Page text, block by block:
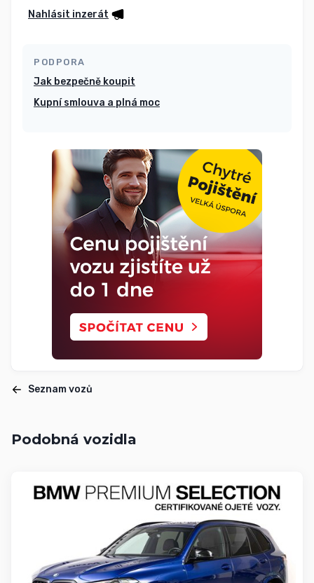
Nahlásit inzerát
PODPORA
Jak bezpečně koupit
Kupní smlouva a plná moc
Seznam vozů
Podobná vozidla